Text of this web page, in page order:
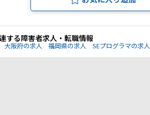
する障害者求人・転職情報
大阪府の求人 福岡県の求人 SEプログラマの求人